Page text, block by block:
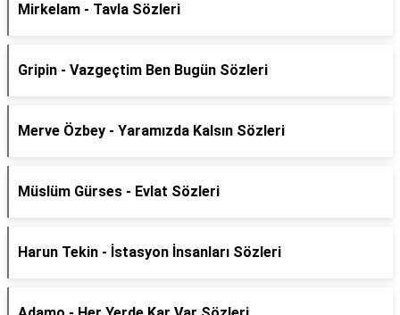
Mirkelam - Tavla Sözleri
Gripin - Vazgeçtim Ben Bugün Sözleri
Merve Özbey - Yaramızda Kalsın Sözleri
Müslüm Gürses - Evlat Sözleri
Harun Tekin - İstasyon İnsanları Sözleri